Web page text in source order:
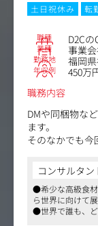
【入社後の流れ
・入社後2週間
ンテンツをイ
・入社後1か月
務フローを一
・入社3～6か
ながら、チーム
・入社1年後：
マネージャー
土日祝休み
転
職種 D2Cの
業種 事業
勤務地 福岡
年収例
450万
職務内容
DMや同梱物な
ます。
そのなかでも今
っていただきま
あくまで「
はありません
紙との連携もで
コンサルタ
●希少な高級食
ら世界に向けて
●世界で誰も、